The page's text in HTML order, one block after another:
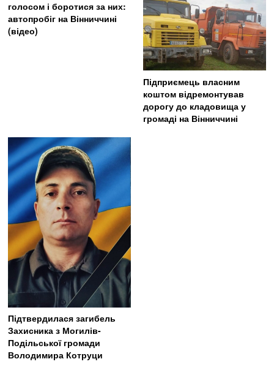
голосом і боротися за них:
автопробіг на Вінниччині
(відео)
Підприємець власним
коштом відремонтував
дорогу до кладовища у
громаді на Вінниччині
Підтвердилася загибель
Захисника з Могилів-
Подільської громади
Володимира Котруци